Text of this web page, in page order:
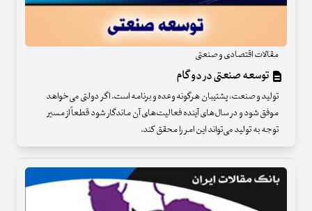
مقالات اقتصادی و صنعتی
توسعه صنعتی در دو گام
تولید و صنعت، پشتیبان هرگونه وعده و برنامه است. اگر دولتی می‌خواهد
موفق شود و در سال‌های آینده فعالیت‌های آن ماندگار شود قطعاً از مسیر
توجه به تولید می‌تواند این امر را محقق کند.